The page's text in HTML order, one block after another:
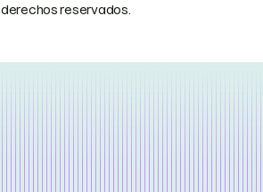
derechos reservados.